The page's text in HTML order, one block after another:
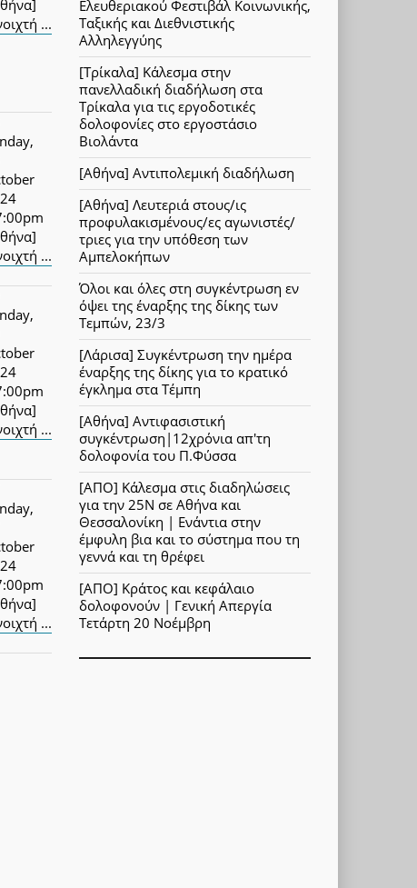
...
...
...
...
Ελευθεριακού Φεστιβάλ Κοινωνικής,
Ταξικής και Διεθνιστικής
Αλληλεγγύης
[Τρίκαλα] Κάλεσμα στην
πανελλαδική διαδήλωση στα
Τρίκαλα για τις εργοδοτικές
δολοφονίες στο εργοστάσιο
Βιολάντα
[Αθήνα] Αντιπολεμική διαδήλωση
[Αθήνα] Λευτεριά στους/ις
προφυλακισμένους/ες αγωνιστές/
τριες για την υπόθεση των
Αμπελοκήπων
Όλοι και όλες στη συγκέντρωση εν
όψει της έναρξης της δίκης των
Τεμπών, 23/3
[Λάρισα] Συγκέντρωση την ημέρα
έναρξης της δίκης για το κρατικό
έγκλημα στα Τέμπη
[Αθήνα] Αντιφασιστική
συγκέντρωση|12χρόνια απ'τη
δολοφονία του Π.Φύσσα
[ΑΠΟ] Κάλεσμα στις διαδηλώσεις
για την 25Ν σε Αθήνα και
Θεσσαλονίκη | Ενάντια στην
έμφυλη βια και το σύστημα που τη
γεννά και τη θρέφει
[ΑΠΟ] Κράτος και κεφάλαιο
δολοφονούν | Γενική Απεργία
Τετάρτη 20 Νοέμβρη